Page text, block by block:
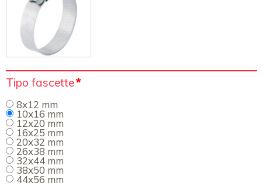
Campo
obbligatorio
Tipo fascette*
8x12 mm
10x16 mm
12x20 mm
16x25 mm
20x32 mm
26x38 mm
32x44 mm
38x50 mm
44x56 mm